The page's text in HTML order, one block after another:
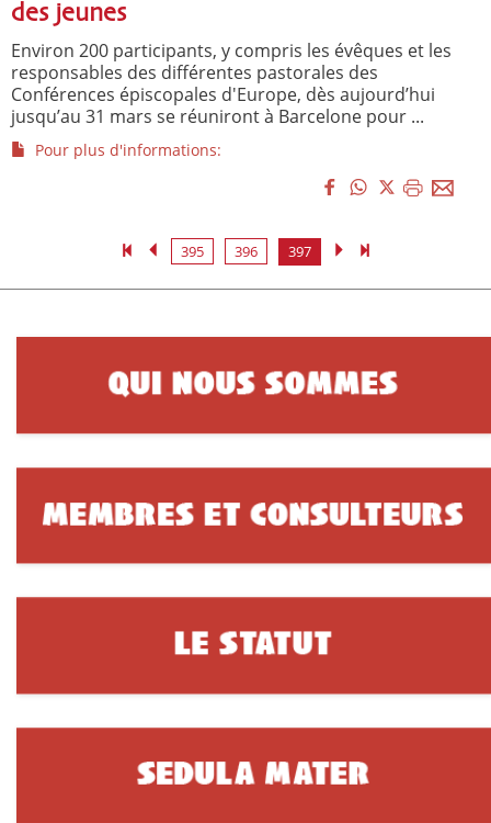
des jeunes
Environ 200 participants, y compris les évêques et les
responsables des différentes pastorales des
Conférences épiscopales d'Europe, dès aujourd’hui
jusqu’au 31 mars se réuniront à Barcelone pour ...
Pour plus d'informations:
395 396 397